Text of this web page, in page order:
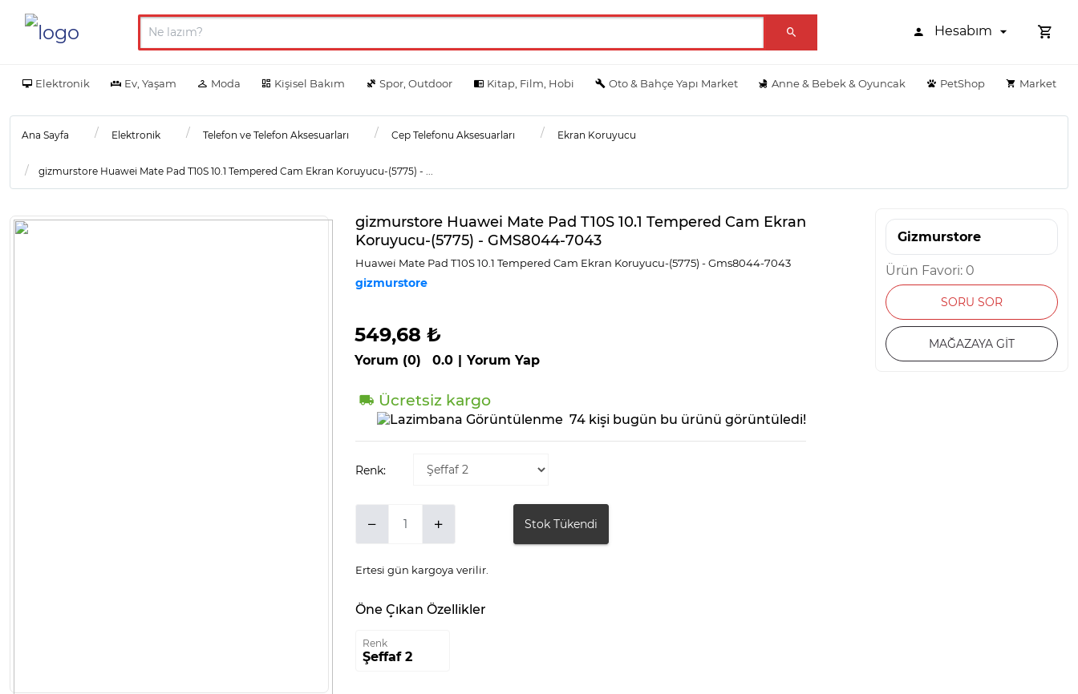
Hesabım
Elektronik Ev, Yaşam Moda Kişisel Bakım Spor, Outdoor Kitap, Film, Hobi Oto & Bahçe Yapı Market Anne & Bebek & Oyuncak PetShop Market
Ana Sayfa Elektronik Telefon ve Telefon Aksesuarları Cep Telefonu Aksesuarları Ekran Koruyucu
gizmurstore Huawei Mate Pad T10S 10.1 Tempered Cam Ekran Koruyucu-(5775) - ...
gizmurstore Huawei Mate Pad T10S 10.1 Tempered Cam Ekran
Koruyucu-(5775) - GMS8044-7043
Huawei̇ Mate Pad T10S 10.1 Tempered Cam Ekran Koruyucu-(5775) - Gms8044-7043
gizmurstore
549,68 ₺
Yorum (0) 0.0 | Yorum Yap
Gizmurstore
Ürün Favori: 0
SORU SOR
MAĞAZAYA GİT
Ücretsiz kargo
74 kişi bugün bu ürünü görüntüledi!
Renk:
Stok Tükendi
Ertesi gün kargoya verilir.
Öne Çıkan Özellikler
Renk
Şeffaf 2